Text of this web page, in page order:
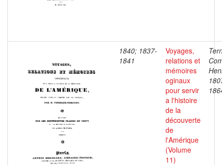
1840; 1837-
1841
Voyages,
relations et
mémoires
oginaux
pour servir
a l'histoire
de la
découverte
de
l'Amérique
(Volume
11)